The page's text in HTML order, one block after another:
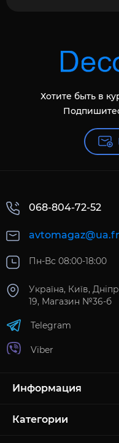
Хотите быть в
068-804-72-52
Пн-Вс 08:00-18:00
Україна, Київ,
19, Магазин №36-б
Telegram
Viber
Информация
Категории